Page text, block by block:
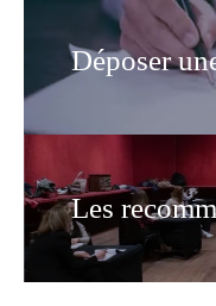
Déposer
Les